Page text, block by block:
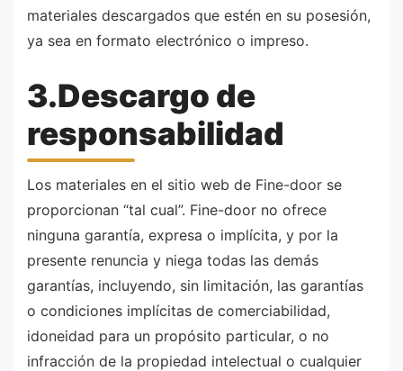
materiales descargados que estén en su posesión,
ya sea en formato electrónico o impreso.
3.Descargo de
responsabilidad
Los materiales en el sitio web de Fine-door se
proporcionan “tal cual”. Fine-door no ofrece
ninguna garantía, expresa o implícita, y por la
presente renuncia y niega todas las demás
garantías, incluyendo, sin limitación, las garantías
o condiciones implícitas de comerciabilidad,
idoneidad para un propósito particular, o no
infracción de la propiedad intelectual o cualquier